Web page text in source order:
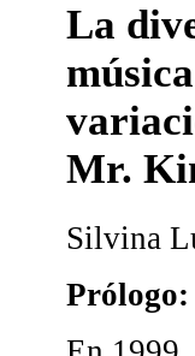
La
Mr.
Silvina